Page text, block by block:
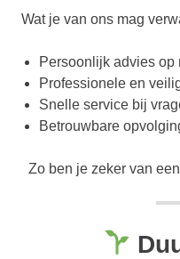
Wat je van ons mag
Persoonlijk advies op
Professionele en
Snelle service bij
Betrouwbare
Zo ben je zeker van